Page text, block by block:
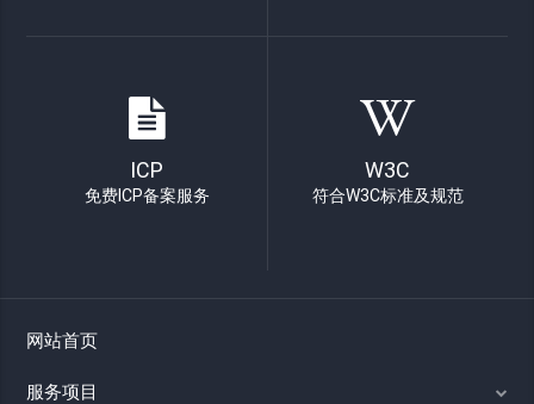
ICP
免费ICP备案服务
W3C
符合W3C标准及规范
网站首页
服务项目